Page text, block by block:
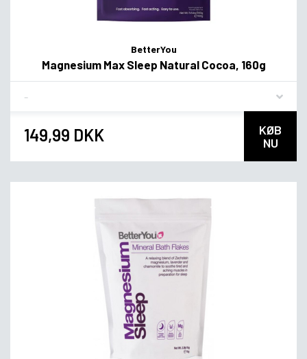
BetterYou
Magnesium Max Sleep Natural Cocoa, 160g
149,99 DKK
KØB
NU